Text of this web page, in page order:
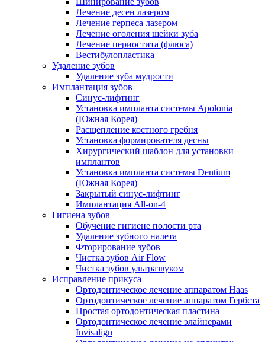
Лечение десен лазером
Лечение герпеса лазером
Лечение оголения шейки зуба
Лечение периостита (флюса)
Вестибулопластика
Удаление зубов
Удаление зуба мудрости
Имплантация зубов
Синус-лифтинг
Установка импланта системы Apolonia
(Южная Корея)
Расщепление костного гребня
Установка формирователя десны
Хирургический шаблон для установки
имплантов
Установка импланта системы Dentium
(Южная Корея)
Закрытый синус-лифтинг
Имплантация All-on-4
Гигиена зубов
Обучение гигиене полости рта
Удаление зубного налета
Фторирование зубов
Чистка зубов Air Flow
Чистка зубов ультразвуком
Исправление прикуса
Ортодонтическое лечение аппаратом Haas
Ортодонтическое лечение аппаратом Гербста
Простая ортодонтическая пластина
Ортодонтическое лечение элайнерами
Invisalign